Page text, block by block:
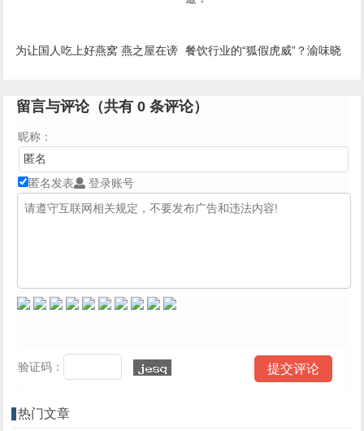
为让国人吃上好燕窝 燕之屋在谤 餐饮行业的“狐假虎威”？渝味晓
道！
留言与评论（共有0 条评论）
昵称：
匿名发表 登录账号
验证码：
热门文章